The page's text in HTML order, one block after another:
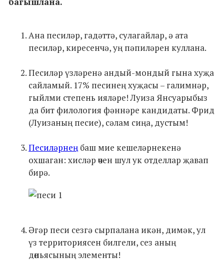
Ана песиләр, гадәттә, сулагайлар, ә ата
песиләр, киресенчә, уң пәпиләрен куллана.
Песиләр үзләренә андый-мондый гына хуҗа
сайламый. 17% песинең хуҗасы – галимнәр,
гыйлми степень ияләре! Луиза Янсуарыбыз
да бит филология фәннәре кандидаты. Фрид
(Луизаның песие), сәлам сиңа, дустым!
Песиләрнең баш мие кешеләрнекенә
охшаган: хисләр өчен шул ук отделлар җавап
бирә.
Әгәр песи сезгә сырпалана икән, димәк, ул
үз территориясен билгели, сез аның
дөньясының элементы!